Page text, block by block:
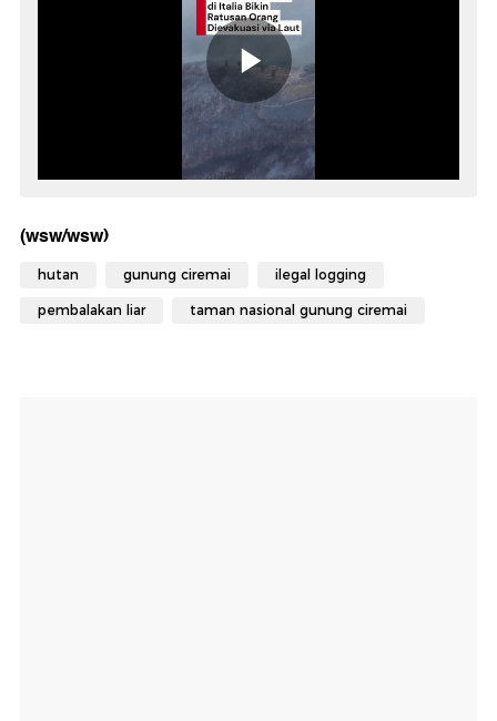
(wsw/wsw)
hutan gunung ciremai ilegal logging
pembalakan liar taman nasional gunung ciremai